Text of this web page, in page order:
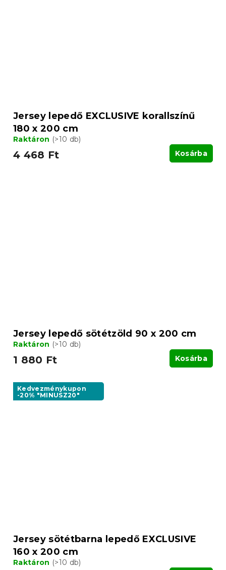
Jersey lepedő EXCLUSIVE korallszínű
180 x 200 cm
Raktáron (>10 db)
4 468 Ft Kosárba
Jersey lepedő sötétzöld 90 x 200 cm
Raktáron (>10 db)
1 880 Ft Kosárba
Kedvezménykupon
-20% "MINUSZ20"
Jersey sötétbarna lepedő EXCLUSIVE
160 x 200 cm
Raktáron (>10 db)